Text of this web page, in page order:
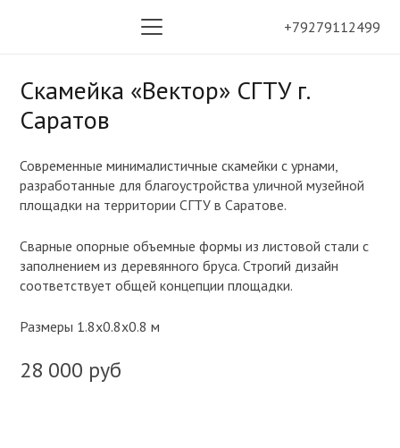
+79279112499
Скамейка «Вектор» СГТУ г.
Саратов
Современные минималистичные скамейки с урнами,
разработанные для благоустройства уличной музейной
площадки на территории СГТУ в Саратове.
Сварные опорные объемные формы из листовой стали с
заполнением из деревянного бруса. Строгий дизайн
соответствует общей концепции площадки.
Размеры 1.8х0.8х0.8 м
28 000 руб